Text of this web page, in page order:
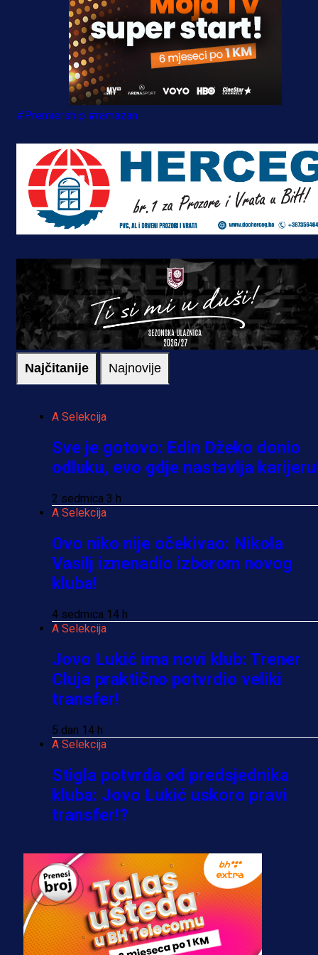
#Premiership #ramazan
Najčitanije Najnovije
A Selekcija
Sve je gotovo: Edin Džeko donio
odluku, evo gdje nastavlja
2 sedmica 3 h
A Selekcija
Ovo niko nije očekivao: Nikola
Vasilj iznenadio izborom novog
kluba!
4 sedmica 14 h
A Selekcija
Jovo Lukić ima novi klub: Trener
Cluja praktično potvrdio veliki
transfer!
5 dan 14 h
A Selekcija
Stigla potvrda od predsjednika
kluba: Jovo Lukić uskoro pravi
transfer!?
A Selekcija
Zmajevi dobili veliko pojačanje:
Fudbaler Olympiacosa želi obući
dres BiH!